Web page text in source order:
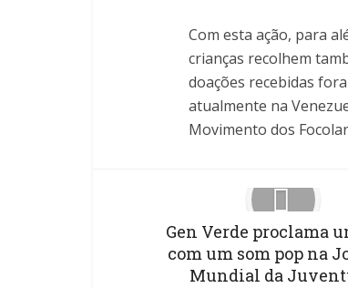
Com esta ação, para
crianças recolhem
doações recebidas
atualmente na
Movimento dos
Gen Verde proclama
com um som pop na
Mundial da